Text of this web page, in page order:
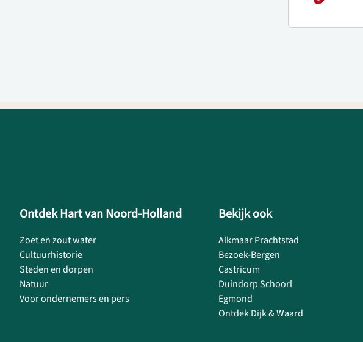
Ontdek Hart van Noord-Holland
Zoet en zout water
Cultuurhistorie
Steden en dorpen
Natuur
Voor ondernemers en pers
Bekijk ook
Alkmaar Prachtstad
Bezoek-Bergen
Castricum
Duindorp Schoorl
Egmond
Ontdek Dijk & Waard